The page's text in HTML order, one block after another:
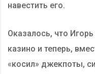
навестить его.
Оказалось, что
казино и теперь,
«косил» джекпоты,